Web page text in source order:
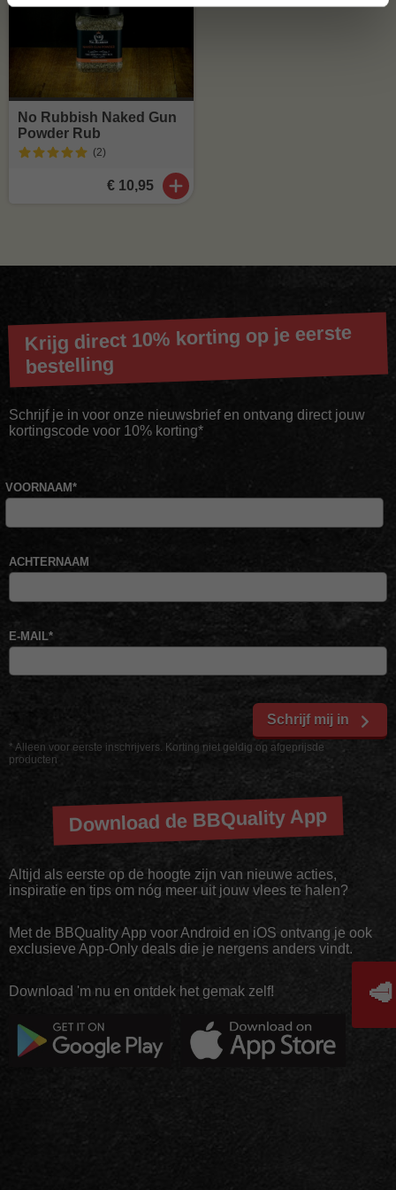
No Rubbish Naked Gun
Powder Rub
(2)
€ 10,95
Krijg direct 10% korting op je eerste
bestelling
Schrijf je in voor onze nieuwsbrief en ontvang direct jouw
kortingscode voor 10% korting*
* Alleen voor eerste inschrijvers. Korting niet geldig op afgeprijsde
producten
VOORNAAM*
ACHTERNAAM
E-MAIL*
Schrijf mij in
Download de BBQuality App
Altijd als eerste op de hoogte zijn van nieuwe acties,
inspiratie en tips om nóg meer uit jouw vlees te halen?
Met de BBQuality App voor Android en iOS ontvang je ook
exclusieve App-Only deals die je nergens anders vindt.
Download 'm nu en ontdek het gemak zelf! 🥩